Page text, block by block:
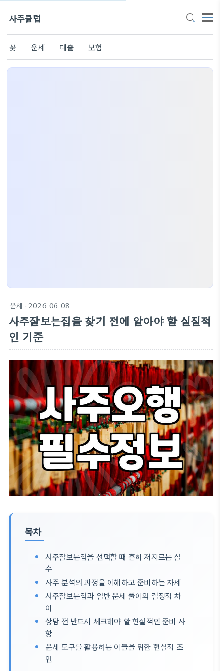
사주클럽
꽃 운세 대출 보험
운세 · 2026-06-08
사주잘보는집을 찾기 전에 알아야 할 실질적
인 기준
목차
사주잘보는집을 선택할 때 흔히 저지르는 실
수
사주 분석의 과정을 이해하고 준비하는 자세
사주잘보는집과 일반 운세 풀이의 결정적 차
이
상담 전 반드시 체크해야 할 현실적인 준비 사
항
운세 도구를 활용하는 이들을 위한 현실적 조
언